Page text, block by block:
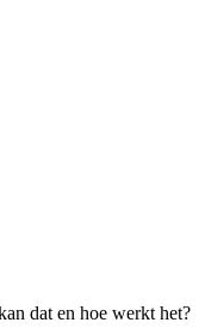
dat en hoe werkt het?